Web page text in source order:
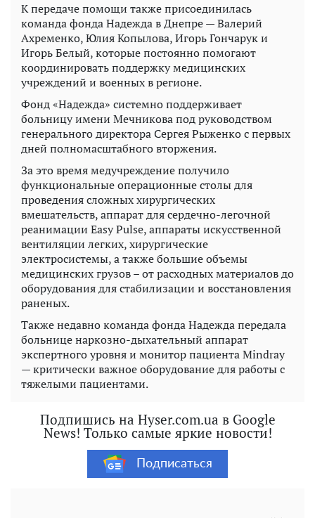
К передаче помощи также присоединилась
команда фонда Надежда в Днепре — Валерий
Ахременко, Юлия Копылова, Игорь Гончарук и
Игорь Белый, которые постоянно помогают
координировать поддержку медицинских
учреждений и военных в регионе.
Фонд «Надежда» системно поддерживает
больницу имени Мечникова под руководством
генерального директора Сергея Рыженко с первых
дней полномасштабного вторжения.
За это время медучреждение получило
функциональные операционные столы для
проведения сложных хирургических
вмешательств, аппарат для сердечно-легочной
реанимации Easy Pulse, аппараты искусственной
вентиляции легких, хирургические
электросистемы, а также большие объемы
медицинских грузов – от расходных материалов до
оборудования для стабилизации и восстановления
раненых.
Также недавно команда фонда Надежда передала
больнице наркозно-дыхательный аппарат
экспертного уровня и монитор пациента Mindray
— критически важное оборудование для работы с
тяжелыми пациентами.
Подпишись на Hyser.com.ua в Google
News! Только самые яркие новости!
Подписаться